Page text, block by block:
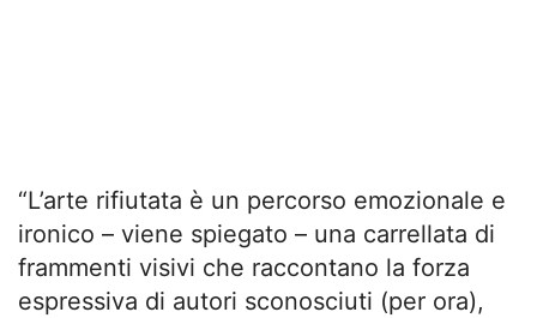
“L’arte rifiutata è un percorso emozionale e
ironico – viene spiegato – una carrellata di
frammenti visivi che raccontano la forza
espressiva di autori sconosciuti (per ora),